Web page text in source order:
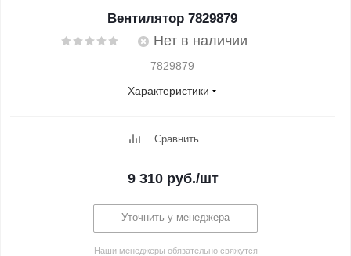
Вентилятор 7829879
Нет в наличии
7829879
Характеристики
Сравнить
9 310руб./шт
Уточнить у менеджера
Наши менеджеры обязательно свяжутся